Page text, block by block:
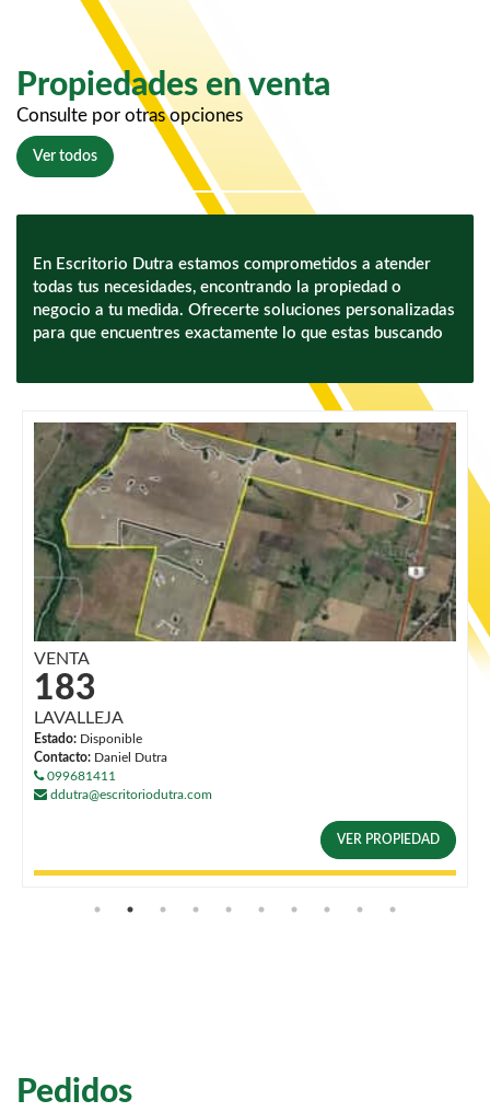
Propiedades en venta
Consulte por otras opciones
Ver todos
En Escritorio Dutra estamos comprometidos a atender
todas tus necesidades, encontrando la propiedad o
negocio a tu medida. Ofrecerte soluciones personalizadas
para que encuentres exactamente lo que estas buscando
VENTA
183
LAVALLEJA
Estado: Disponible
Contacto: Daniel Dutra
099681411
ddutra@escritoriodutra.com
VER PROPIEDAD
Pedidos